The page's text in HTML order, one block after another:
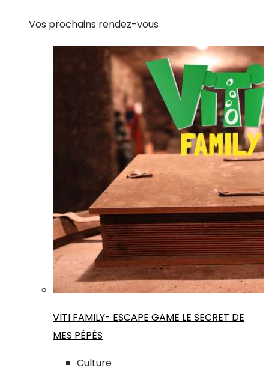
Vos prochains rendez-vous
VITI FAMILY- ESCAPE GAME LE SECRET DE
MES PÉPÉS
Culture